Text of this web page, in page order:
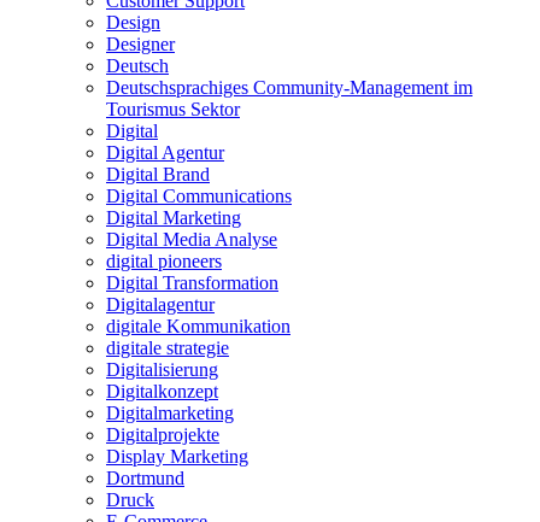
Design
Designer
Deutsch
Deutschsprachiges Community-Management im
Tourismus Sektor
Digital
Digital Agentur
Digital Brand
Digital Communications
Digital Marketing
Digital Media Analyse
digital pioneers
Digital Transformation
Digitalagentur
digitale Kommunikation
digitale strategie
Digitalisierung
Digitalkonzept
Digitalmarketing
Digitalprojekte
Display Marketing
Dortmund
Druck